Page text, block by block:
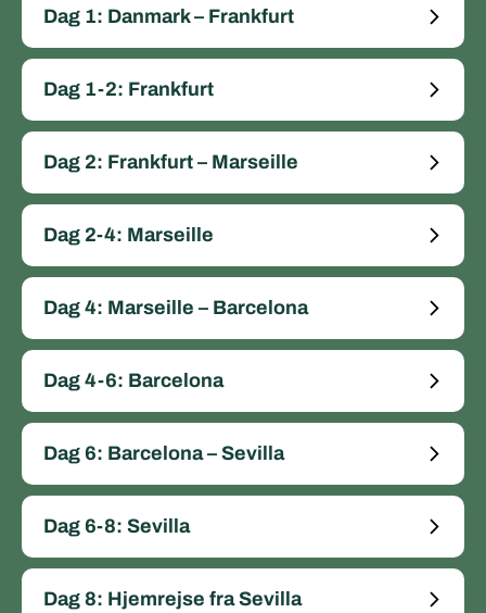
Dag 1: Danmark – Frankfurt
Dag 1-2: Frankfurt
Dag 2: Frankfurt – Marseille
Dag 2-4: Marseille
Dag 4: Marseille – Barcelona
Dag 4-6: Barcelona
Dag 6: Barcelona – Sevilla
Dag 6-8: Sevilla
Dag 8: Hjemrejse fra Sevilla